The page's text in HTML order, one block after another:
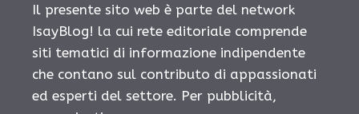
Il presente sito web è parte del network
IsayBlog! la cui rete editoriale comprende
siti tematici di informazione indipendente
che contano sul contributo di appassionati
ed esperti del settore. Per pubblicità,